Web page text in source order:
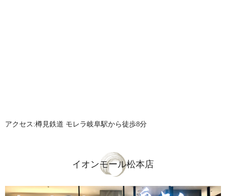
アクセス:樽見鉄道 モレラ岐阜駅から徒歩8分
イオンモール松本店